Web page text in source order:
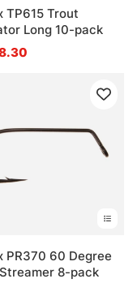
TP615 Trout
Long 10-pack
PR370 60 Degree
8-pack